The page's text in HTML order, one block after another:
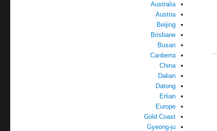
Australia
Austria
Beijing
Brisbane
Busan
Canberra
China
Dalian
Datong
Erlian
Europe
Gold Coast
Gyeong-ju